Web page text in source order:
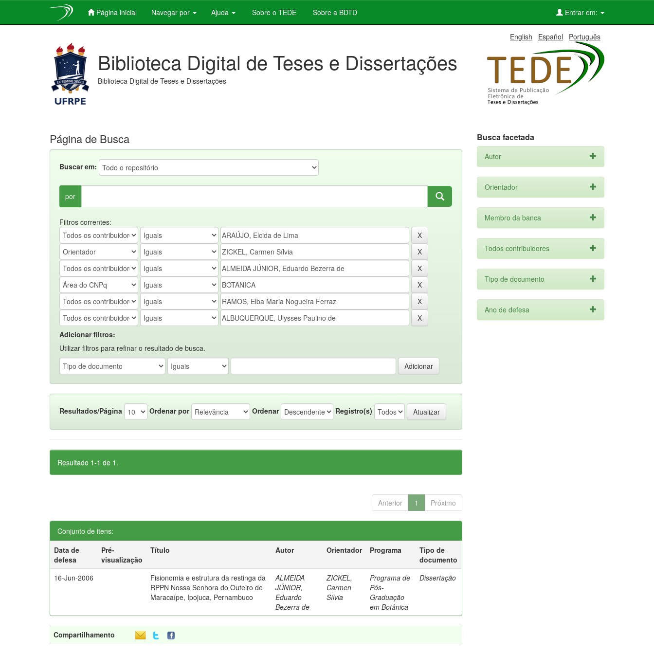
Página inicial Navegar por Ajuda Sobre o TEDE Sobre a BDTD Entrar em:
English Español Português
Biblioteca Digital de Teses e Dissertações
Biblioteca Digital de Teses e Dissertações
Página de Busca
Buscar em:
por
Filtros correntes:
Adicionar filtros:
Utilizar filtros para refinar o resultado de busca.
Resultados/Página Ordenar por Ordenar Registro(s)
Resultado 1-1 de 1.
Anterior 1 Próximo
Conjunto de itens:
Data de
defesa
Pré-
visualização
Título Autor Orientador Programa
Tipo de
documento
16-Jun-2006
Fisionomia e estrutura da restinga da
RPPN Nossa Senhora do Outeiro de
Maracaípe, Ipojuca, Pernambuco
ALMEIDA
JÚNIOR,
Eduardo
Bezerra de
ZICKEL,
Carmen
Sílvia
Programa de
Pós-
Graduação
em Botânica
Dissertação
Compartilhamento
Busca facetada
Autor
Orientador
Membro da banca
Todos contribuidores
Tipo de documento
Ano de defesa